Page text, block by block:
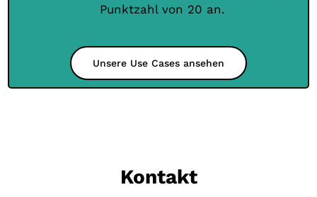
Punktzahl von 20 an.
Unsere Use Cases ansehen
Kontakt